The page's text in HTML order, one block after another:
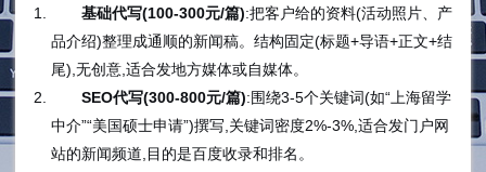
基础代写(100-300元/篇):把客户给的资料(活动照片、产
品介绍)整理成通顺的新闻稿。结构固定(标题+导语+正文+结
尾),无创意,适合发地方媒体或自媒体。
SEO代写(300-800元/篇):围绕3-5个关键词(如“上海留学
中介”“美国硕士申请”)撰写,关键词密度2%-3%,适合发门户网
站的新闻频道,目的是百度收录和排名。